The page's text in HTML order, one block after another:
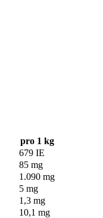
pro 1 kg
679 IE
85 mg
1.090 mg
5 mg
1,3 mg
10,1 mg